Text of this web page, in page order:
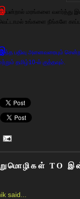
யன்றால் மரங்களை வளர்த்து
உங்களை நீங்களே
ந்த பதிவு அனைவரையும்
தமிழ்10-ல் குத்தவும்.
TO
said...